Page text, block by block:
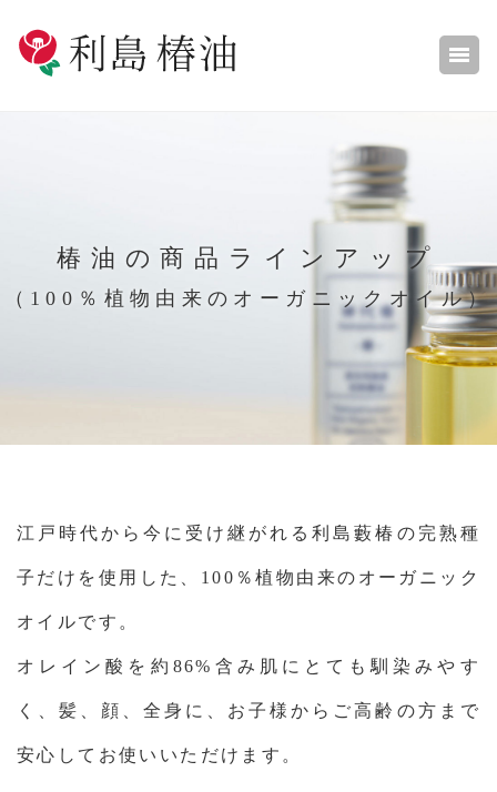
椿油の商品ラインアップ
（100％植物由来のオーガニックオイル）
江戸時代から今に受け継がれる利島藪椿の完熟種
子だけを使用した、 100％植物由来のオーガニック
オイルです。
オレイン酸を約86%含み肌にとても馴染みやす
く、髪、顔、全身に、 お子様からご高齢の方まで
安心してお使いいただけます。